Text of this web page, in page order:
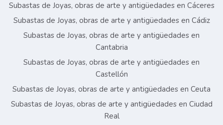
Subastas de Joyas, obras de arte y antigüedades en Cáceres
Subastas de Joyas, obras de arte y antigüedades en Cádiz
Subastas de Joyas, obras de arte y antigüedades en
Cantabria
Subastas de Joyas, obras de arte y antigüedades en
Castellón
Subastas de Joyas, obras de arte y antigüedades en Ceuta
Subastas de Joyas, obras de arte y antigüedades en Ciudad
Real